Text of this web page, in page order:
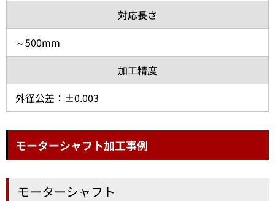
対応長さ
～500mm
加工精度
外径公差：±0.003
モーターシャフト加工事例
モーターシャフト